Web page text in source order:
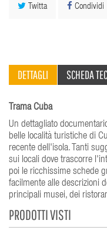
Twitta Condividi
DETTAGLI SCHEDA
Trama Cuba
Un dettagliato
belle località turistiche di
recente dell'isola. Tanti
sui locali dove trascorre
poi le ricchissime schede
facilmente alle descrizioni
principali musei, dei
PRODOTTI VISTI